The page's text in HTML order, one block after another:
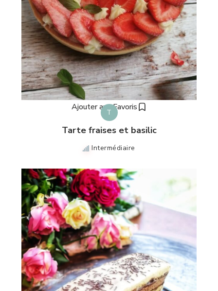
Ajouter aux Favoris
T
Tarte fraises et basilic
Intermédiaire